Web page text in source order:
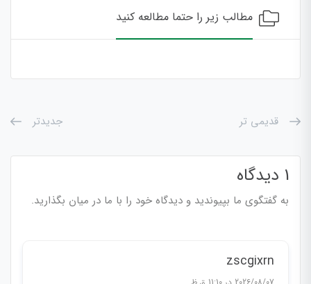
مطالب زیر را حتما مطالعه کنید
قدیمی تر جدیدتر
1 دیدگاه
به گفتگوی ما بپیوندید و دیدگاه خود را با ما در میان بگذارید.
zscgixrn